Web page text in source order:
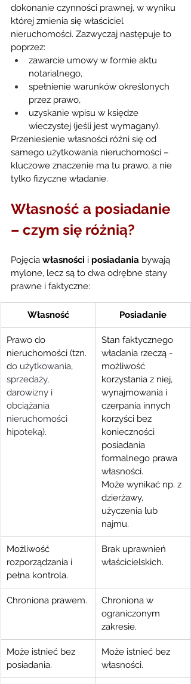
dokonanie czynności prawnej, w wyniku
której zmienia się właściciel
nieruchomości. Zazwyczaj następuje to
poprzez:
zawarcie umowy w formie aktu
notarialnego,
spełnienie warunków określonych
przez prawo,
uzyskanie wpisu w księdze
wieczystej (jeśli jest wymagany).
Przeniesienie własności różni się od
samego użytkowania nieruchomości –
kluczowe znaczenie ma tu prawo, a nie
tylko fizyczne władanie.
Własność a posiadanie
– czym się różnią?
Pojęcia własności i posiadania bywają
mylone, lecz są to dwa odrębne stany
prawne i faktyczne:
Własność Posiadanie
Prawo do
nieruchomości (tzn.
do użytkowania,
sprzedaży,
darowizny i
obciążania
nieruchomości
hipoteką).
Stan faktycznego
władania rzeczą -
możliwość
korzystania z niej,
wynajmowania i
czerpania innych
korzyści bez
konieczności
posiadania
formalnego prawa
własności.
Może wynikać np. z
dzierżawy,
użyczenia lub
najmu.
Możliwość
rozporządzania i
pełna kontrola.
Brak uprawnień
właścicielskich.
Chroniona prawem.
Chroniona w
ograniczonym
zakresie.
Może istnieć bez
posiadania.
Może istnieć bez
własności.